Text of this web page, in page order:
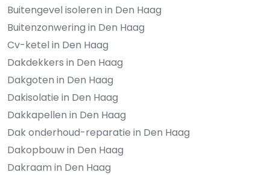
Buitengevel isoleren in Den Haag
Buitenzonwering in Den Haag
Cv-ketel in Den Haag
Dakdekkers in Den Haag
Dakgoten in Den Haag
Dakisolatie in Den Haag
Dakkapellen in Den Haag
Dak onderhoud-reparatie in Den Haag
Dakopbouw in Den Haag
Dakraam in Den Haag